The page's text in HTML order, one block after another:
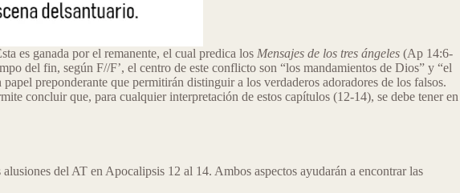
es ganada por el remanente, el cual predica los Mensajes de los tres ángeles (Ap 14:6-
del fin, según F//F’, el centro de este conflicto son “los mandamientos de Dios” y “el
preponderante que permitirán distinguir a los verdaderos adoradores de los falsos.
concluir que, para cualquier interpretación de estos capítulos (12-14), se debe tener en
alusiones del AT en Apocalipsis 12 al 14. Ambos aspectos ayudarán a encontrar las